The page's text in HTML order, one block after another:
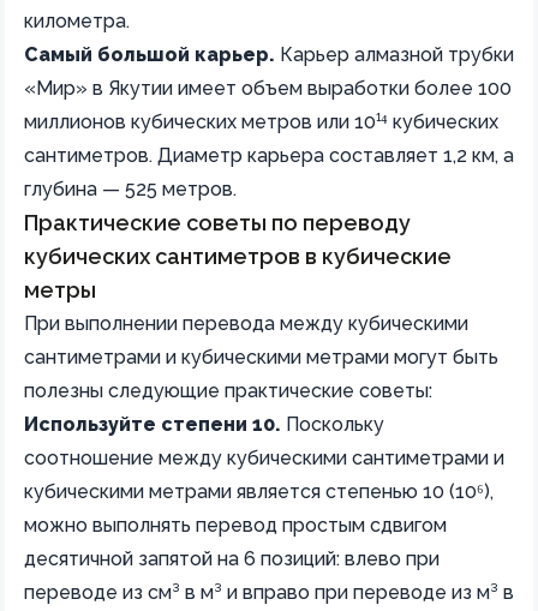
километра.
Самый большой карьер. Карьер алмазной трубки
«Мир» в Якутии имеет объем выработки более 100
миллионов кубических метров или 10¹⁴ кубических
сантиметров. Диаметр карьера составляет 1,2 км, а
глубина — 525 метров.
Практические советы по переводу
кубических сантиметров в кубические
метры
При выполнении перевода между кубическими
сантиметрами и кубическими метрами могут быть
полезны следующие практические советы:
Используйте степени 10. Поскольку
соотношение между кубическими сантиметрами и
кубическими метрами является степенью 10 (10⁶),
можно выполнять перевод простым сдвигом
десятичной запятой на 6 позиций: влево при
переводе из см³ в м³ и вправо при переводе из м³ в